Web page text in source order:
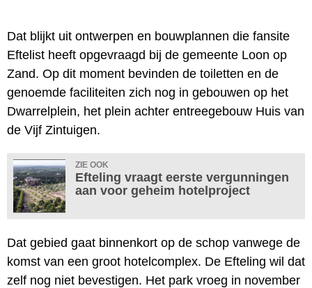
Dat blijkt uit ontwerpen en bouwplannen die fansite
Eftelist heeft opgevraagd bij de gemeente Loon op
Zand. Op dit moment bevinden de toiletten en de
genoemde faciliteiten zich nog in gebouwen op het
Dwarrelplein, het plein achter entreegebouw Huis van
de Vijf Zintuigen.
ZIE OOK
Efteling vraagt eerste vergunningen
aan voor geheim hotelproject
Dat gebied gaat binnenkort op de schop vanwege de
komst van een groot hotelcomplex. De Efteling wil dat
zelf nog niet bevestigen. Het park vroeg in november